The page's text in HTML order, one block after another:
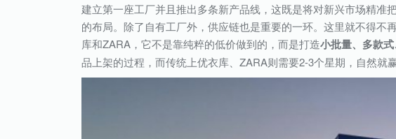
建立第一座工厂并且推出多条新产品线，这既是将对新兴市场精准
的布局。除了自有工厂外，供应链也是重要的一环。这里就不得不
库和ZARA，它不是靠纯粹的低价做到的，而是打造小批量、多款
品上架的过程，而传统上优衣库、ZARA则需要2-3个星期，自然就